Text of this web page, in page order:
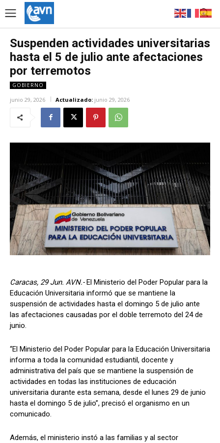
Suspenden actividades universitarias
hasta el 5 de julio ante afectaciones
por terremotos
GOBIERNO
junio 29, 2026 Actualizado: junio 29, 2026
Caracas, 29 Jun. AVN.- ​El Ministerio del Poder Popular para la
Educación Universitaria informó que se mantiene la
suspensión de actividades hasta el domingo 5 de julio ante
las afectaciones causadas por el doble terremoto del 24 de
junio.
“​El Ministerio del Poder Popular para la Educación Universitaria
informa a toda la comunidad estudiantil, docente y
administrativa del país que se mantiene la suspensión de
actividades en todas las instituciones de educación
universitaria durante esta semana, desde el lunes 29 de junio
hasta el domingo 5 de julio”, precisó el organismo en un
comunicado.
Además, el ministerio instó a las familias y al sector